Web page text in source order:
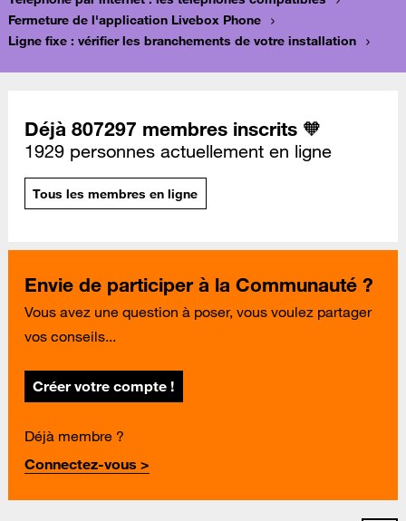
Fermeture de l'application Livebox Phone
Ligne fixe : vérifier les branchements de votre installation
Déjà 807297 membres inscrits 🧡
1929 personnes actuellement en ligne
Tous les membres en ligne
Envie de participer à la Communauté ?
Vous avez une question à poser, vous voulez partager
vos conseils...
Créer votre compte !
Déjà membre ?
Connectez-vous >